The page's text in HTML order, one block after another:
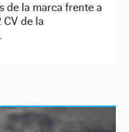
de la marca frente a
CV de la